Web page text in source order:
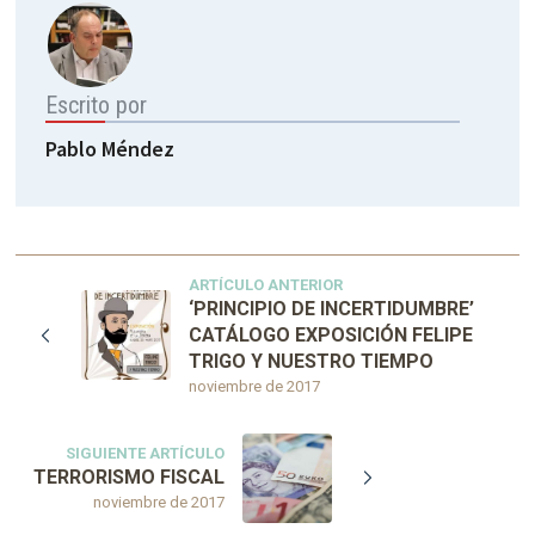
Escrito por
Pablo Méndez
ARTÍCULO ANTERIOR
noviembre de 2017
‘PRINCIPIO DE INCERTIDUMBRE’
CATÁLOGO EXPOSICIÓN FELIPE
TRIGO Y NUESTRO TIEMPO
SIGUIENTE ARTÍCULO
noviembre de 2017
TERRORISMO FISCAL